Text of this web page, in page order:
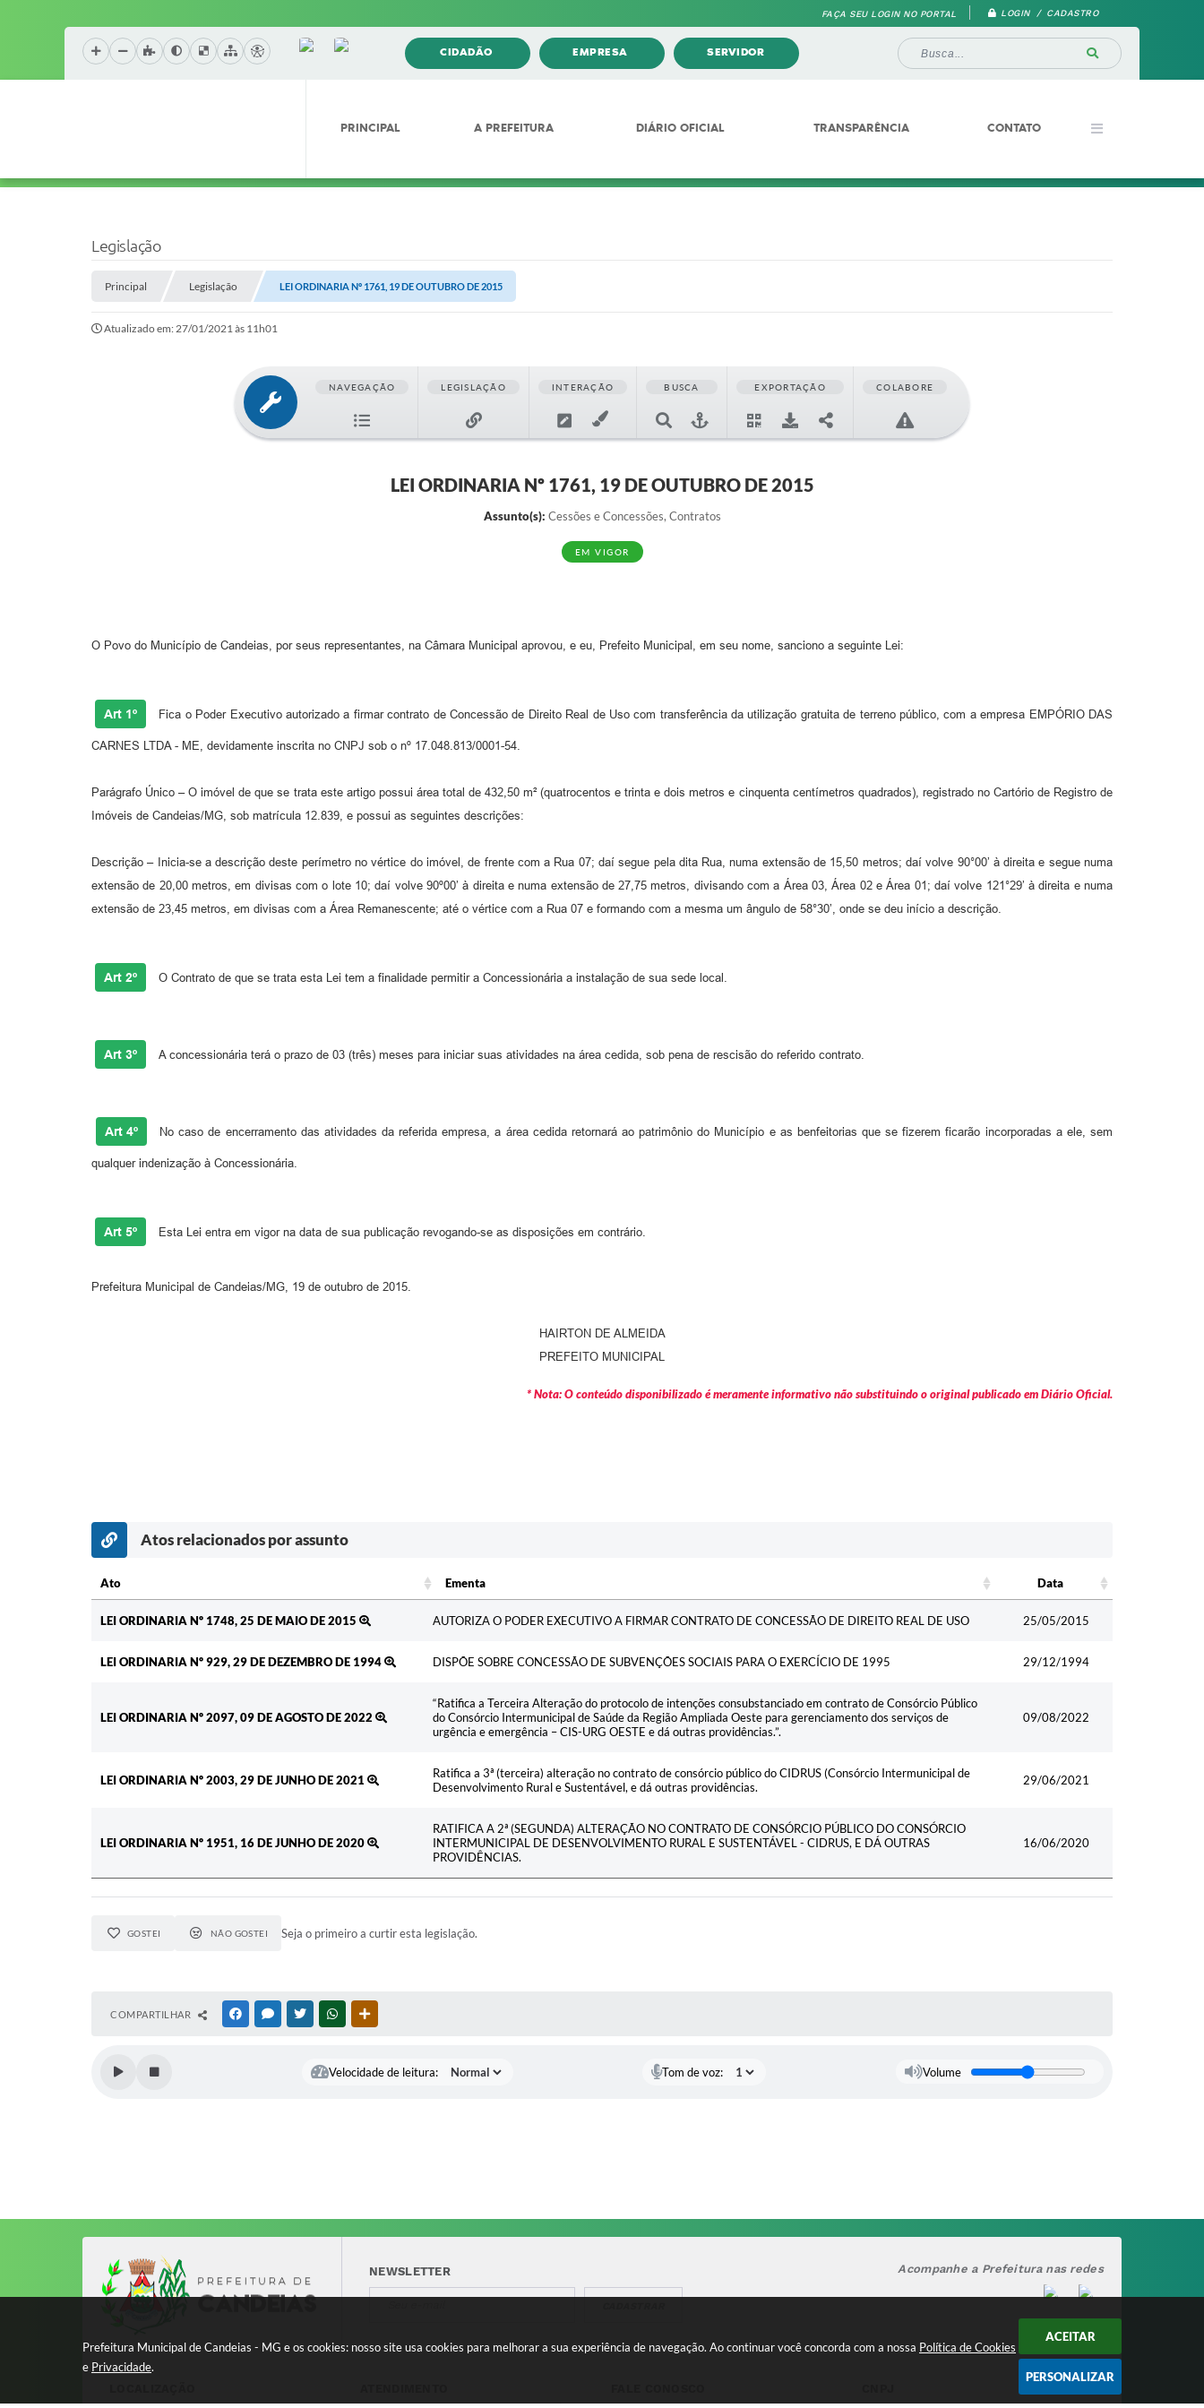
Prefeitura Municipal de Candeias - MG e os cookies: nosso site usa cookies para melhorar a sua experiência de navegação. Ao continuar você concorda com a nossa Política de Cookies
e Privacidade.
ACEITAR
PERSONALIZAR
FAÇA SEU LOGIN NO PORTAL LOGIN / CADASTRO
CIDADÃO EMPRESA SERVIDOR
PRINCIPAL A PREFEITURA DIÁRIO OFICIAL TRANSPARÊNCIA CONTATO
Legislação
Principal Legislação LEI ORDINARIA Nº 1761, 19 DE OUTUBRO DE 2015
Atualizado em: 27/01/2021 às 11h01
NAVEGAÇÃO LEGISLAÇÃO INTERAÇÃO BUSCA EXPORTAÇÃO COLABORE
LEI ORDINARIA Nº 1761, 19 DE OUTUBRO DE 2015
Assunto(s): Cessões e Concessões, Contratos
EM VIGOR
O Povo do Município de Candeias, por seus representantes, na Câmara Municipal aprovou, e eu, Prefeito Municipal, em seu nome, sanciono a seguinte Lei:
Art 1º Fica o Poder Executivo autorizado a firmar contrato de Concessão de Direito Real de Uso com transferência da utilização gratuita de terreno público, com a empresa EMPÓRIO DAS
CARNES LTDA - ME, devidamente inscrita no CNPJ sob o nº 17.048.813/0001-54.
Parágrafo Único – O imóvel de que se trata este artigo possui área total de 432,50 m² (quatrocentos e trinta e dois metros e cinquenta centímetros quadrados), registrado no Cartório de Registro de
Imóveis de Candeias/MG, sob matrícula 12.839, e possui as seguintes descrições:
Descrição – Inicia-se a descrição deste perímetro no vértice do imóvel, de frente com a Rua 07; daí segue pela dita Rua, numa extensão de 15,50 metros; daí volve 90°00’ à direita e segue numa
extensão de 20,00 metros, em divisas com o lote 10; daí volve 90º00’ à direita e numa extensão de 27,75 metros, divisando com a Área 03, Área 02 e Área 01; daí volve 121°29’ à direita e numa
extensão de 23,45 metros, em divisas com a Área Remanescente; até o vértice com a Rua 07 e formando com a mesma um ângulo de 58°30’, onde se deu início a descrição.
Art 2º O Contrato de que se trata esta Lei tem a finalidade permitir a Concessionária a instalação de sua sede local.
Art 3º A concessionária terá o prazo de 03 (três) meses para iniciar suas atividades na área cedida, sob pena de rescisão do referido contrato.
Art 4º No caso de encerramento das atividades da referida empresa, a área cedida retornará ao patrimônio do Município e as benfeitorias que se fizerem ficarão incorporadas a ele, sem
qualquer indenização à Concessionária.
Art 5º Esta Lei entra em vigor na data de sua publicação revogando-se as disposições em contrário.
Prefeitura Municipal de Candeias/MG, 19 de outubro de 2015.
HAIRTON DE ALMEIDA
PREFEITO MUNICIPAL
* Nota: O conteúdo disponibilizado é meramente informativo não substituindo o original publicado em Diário Oficial.
Atos relacionados por assunto
Ato Ementa
Data
LEI ORDINARIA Nº 1748, 25 DE MAIO DE 2015
AUTORIZA O PODER EXECUTIVO A FIRMAR CONTRATO DE CONCESSÃO DE DIREITO REAL DE USO 25/05/2015
LEI ORDINARIA Nº 929, 29 DE DEZEMBRO DE 1994 DISPÕE SOBRE CONCESSÃO DE SUBVENÇÕES SOCIAIS PARA O EXERCÍCIO DE 1995 29/12/1994
LEI ORDINARIA Nº 2097, 09 DE AGOSTO DE 2022
“Ratifica a Terceira Alteração do protocolo de intenções consubstanciado em contrato de Consórcio Público
do Consórcio Intermunicipal de Saúde da Região Ampliada Oeste para gerenciamento dos serviços de
urgência e emergência – CIS-URG OESTE e dá outras providências.”.
09/08/2022
LEI ORDINARIA Nº 2003, 29 DE JUNHO DE 2021
Ratifica a 3ª (terceira) alteração no contrato de consórcio público do CIDRUS (Consórcio Intermunicipal de
Desenvolvimento Rural e Sustentável, e dá outras providências.
29/06/2021
LEI ORDINARIA Nº 1951, 16 DE JUNHO DE 2020
RATIFICA A 2ª (SEGUNDA) ALTERAÇÃO NO CONTRATO DE CONSÓRCIO PÚBLICO DO CONSÓRCIO
INTERMUNICIPAL DE DESENVOLVIMENTO RURAL E SUSTENTÁVEL - CIDRUS, E DÁ OUTRAS
PROVIDÊNCIAS.
16/06/2020
GOSTEI NÃO GOSTEI Seja o primeiro a curtir esta legislação.
COMPARTILHAR FACEBOOKMESSENGER
TWITTERWHATSAPP
Velocidade de leitura: Tom de voz: Volume
NEWSLETTER Acompanhe a Prefeitura nas redes